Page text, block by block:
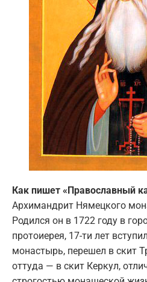
Как пишет «Православный
Архимандрит Нямецкого
Родился он в 1722 году в
протоиерея, 17-ти лет
монастырь, перешел в скит
оттуда — в скит Керкул,